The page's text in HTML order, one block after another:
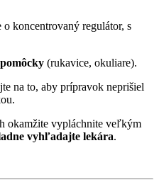
koncentrovaný regulátor, s
(rukavice, okuliare).
na to, aby prípravok neprišiel
okamžite vypláchnite veľkým
vyhľadajte lekára.